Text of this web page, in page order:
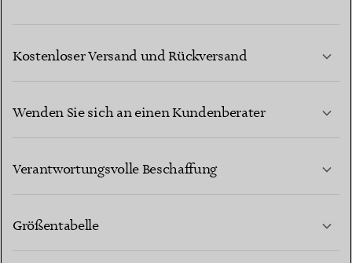
Kostenloser Versand und Rückversand
Wenden Sie sich an einen Kundenberater
Verantwortungsvolle Beschaffung
Größentabelle